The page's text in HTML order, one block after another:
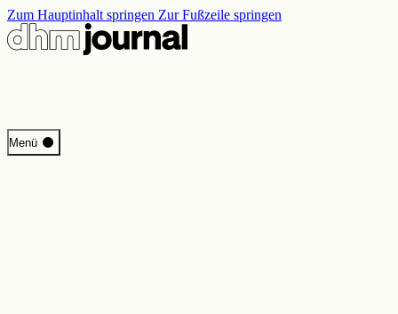
Zum Hauptinhalt springen Zur Fußzeile springen
Menü
Start
Programm